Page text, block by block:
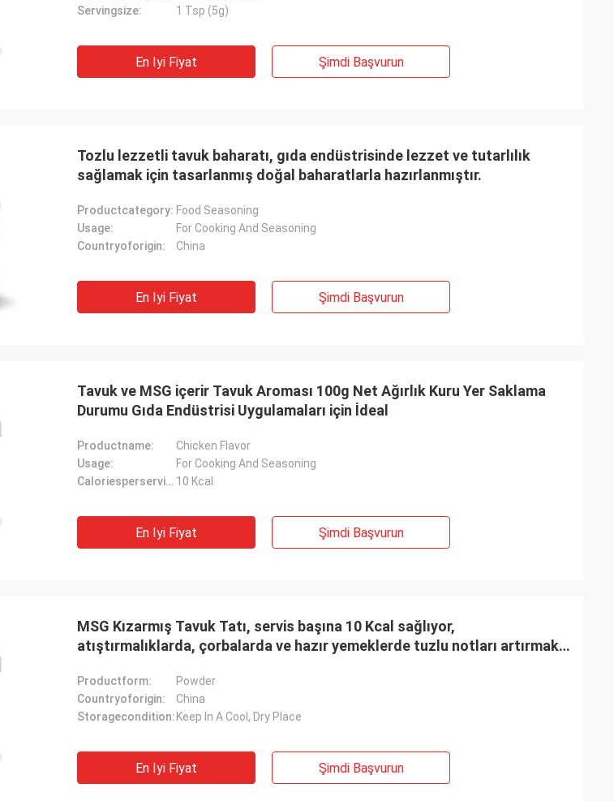
Servingsize:
1 Tsp (5g)
En Iyi Fiyat Şimdi Başvurun
Tozlu lezzetli tavuk baharatı, gıda endüstrisinde lezzet ve tutarlılık
sağlamak için tasarlanmış doğal baharatlarla hazırlanmıştır.
Productcategory: Food Seasoning
Usage:
For Cooking And Seasoning
Countryoforigin:
China
En Iyi Fiyat Şimdi Başvurun
Tavuk ve MSG içerir Tavuk Aroması 100g Net Ağırlık Kuru Yer Saklama
Durumu Gıda Endüstrisi Uygulamaları için İdeal
Productname:
Chicken Flavor
Usage:
For Cooking And Seasoning
Caloriesperserving: 10 Kcal
En Iyi Fiyat Şimdi Başvurun
MSG Kızarmış Tavuk Tatı, servis başına 10 Kcal sağlıyor,
atıştırmalıklarda, çorbalarda ve hazır yemeklerde tuzlu notları artırmak
Productform:
Powder
Countryoforigin:
China
Storagecondition: Keep In A Cool, Dry Place
En Iyi Fiyat Şimdi Başvurun